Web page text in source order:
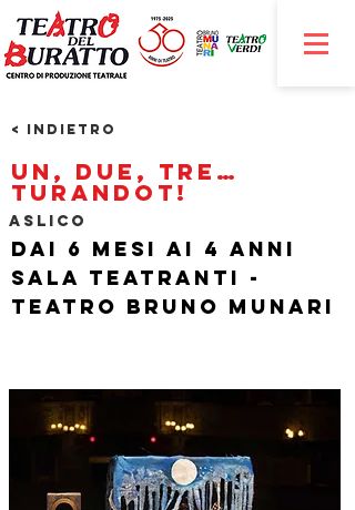
< Indietro
Un, due, tre…
Turandot!
AsLiCo
Dai 6 mesi ai 4 anni
Sala Teatranti -
Teatro Bruno Munari
​